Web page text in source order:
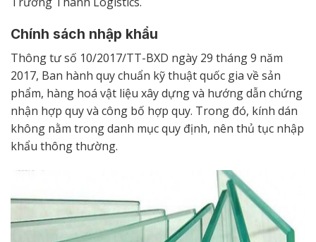
Chính sách nhập khẩu
Thông tư số 10/2017/TT-BXD ngày 29 tháng 9 năm
2017, Ban hành quy chuẩn kỹ thuật quốc gia về sản
phẩm, hàng hoá vật liệu xây dựng và hướng dẫn chứng
nhận hợp quy và công bố hợp quy. Trong đó, kính dán
không nằm trong danh mục quy định, nên thủ tục nhập
khẩu thông thường.